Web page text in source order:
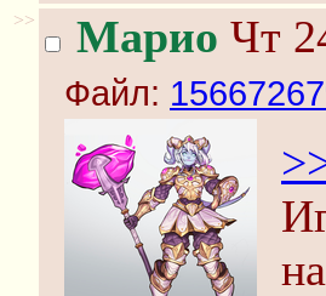
>> Марио Чт
Файл: